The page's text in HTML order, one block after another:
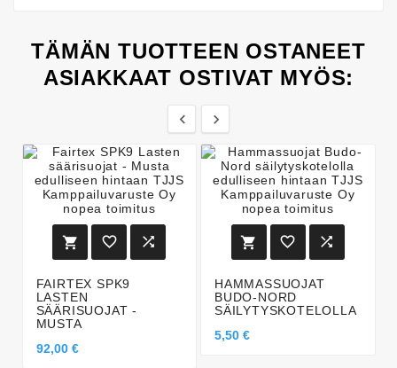
TÄMÄN TUOTTEEN OSTANEET
ASIAKKAAT OSTIVAT MYÖS:
 
  
FAIRTEX SPK9
LASTEN
SÄÄRISUOJAT -
MUSTA
92,00 €
  
HAMMASSUOJAT
BUDO-NORD
SÄILYTYSKOTELOLLA
5,50 €